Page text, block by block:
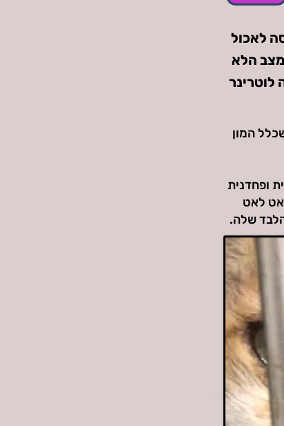
לאכול
הלא
לוטרינר
המון
ופחדנית
לאט
שלה.